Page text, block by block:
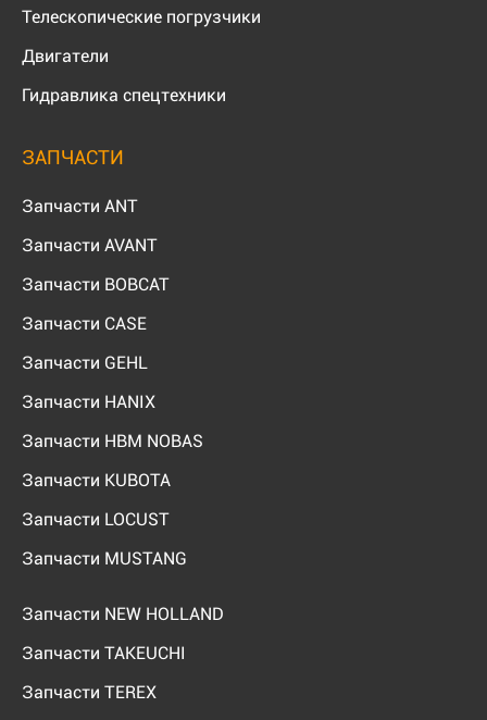
Телескопические погрузчики
Двигатели
Гидравлика спецтехники
ЗАПЧАСТИ
Запчасти ANT
Запчасти AVANT
Запчасти BOBCAT
Запчасти CASE
Запчасти GEHL
Запчасти HANIX
Запчасти HBM NOBAS
Запчасти KUBOTA
Запчасти LOCUST
Запчасти MUSTANG
Запчасти NEW HOLLAND
Запчасти TAKEUCHI
Запчасти TEREX